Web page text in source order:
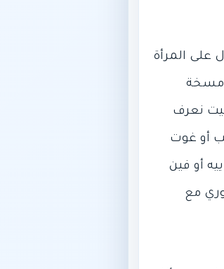
على المرأة
مسخة
نعرف
أو غوت
أو فين
مع